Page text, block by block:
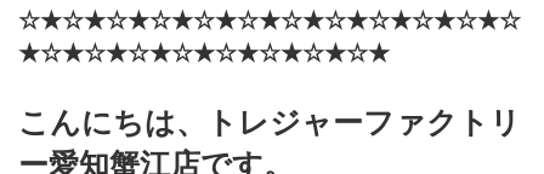
☆★☆★☆★☆★☆★☆★☆★☆★☆★☆★☆★☆
★☆★☆★☆★☆★☆★☆★☆★☆★
こんにちは、トレジャーファクトリ
ー愛知蟹江店です。